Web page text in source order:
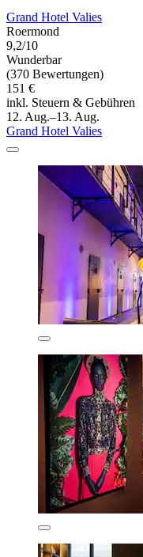
Grand Hotel Valies
Roermond
9,2/10
Wunderbar
(370 Bewertungen)
151 €
inkl. Steuern & Gebühren
12. Aug.–13. Aug.
Grand Hotel Valies